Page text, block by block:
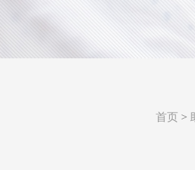
首页 >